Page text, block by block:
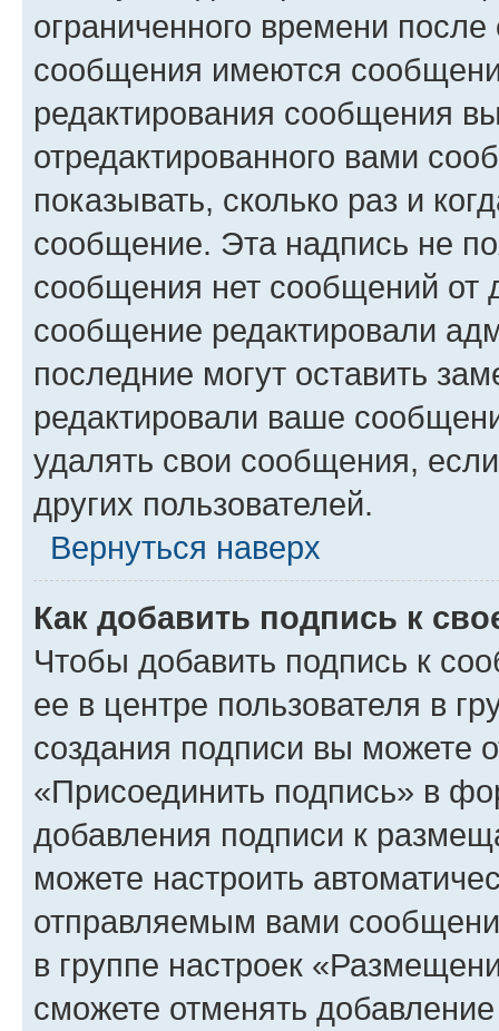
ограниченного времени
сообщения имеются
редактирования сообщения
отредактированного вами
показывать, сколько раз и
сообщение. Эта надпись не
сообщения нет сообщений от
сообщение редактировали
последние могут оставить
редактировали ваше
удалять свои сообщения,
других пользователей.
Вернуться наверх
Как добавить подпись к
Чтобы добавить подпись к
ее в центре пользователя в
создания подписи вы можете
«Присоединить подпись» в
добавления подписи к
можете настроить
отправляемым вами
в группе настроек
сможете отменять